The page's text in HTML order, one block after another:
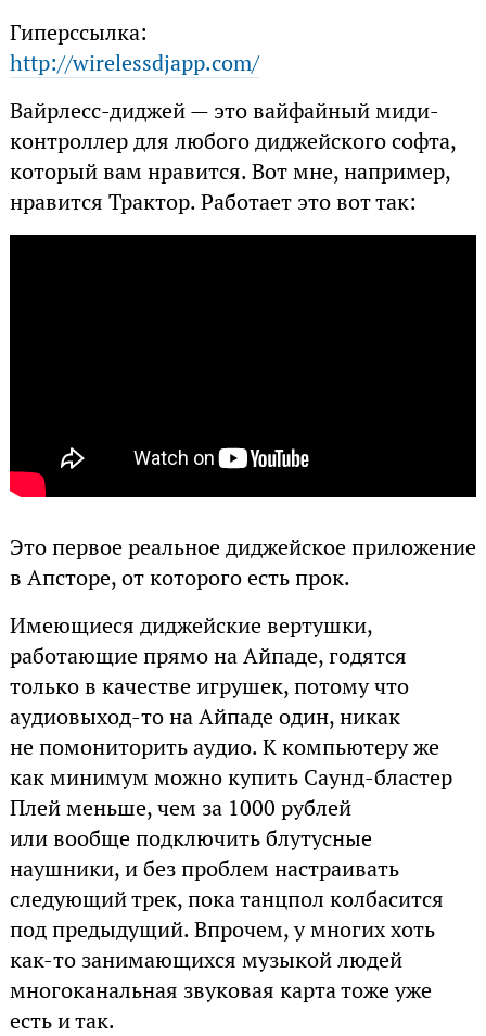
Гиперссылка:
http://wirelessdjapp.com/
Вайрлесс-диджей — это вайфайный миди-
контроллер для любого диджейского софта,
который вам нравится. Вот мне, например,
нравится Трактор. Работает это вот так:
Это первое реальное диджейское приложение
в Апсторе, от которого есть прок.
Имеющиеся диджейские вертушки,
работающие прямо на Айпаде, годятся
только в качестве игрушек, потому что
аудиовыход-то на Айпаде один, никак
не помониторить аудио. К компьютеру же
как минимум можно купить Саунд-бластер
Плей меньше, чем за 1000 рублей
или вообще подключить блутусные
наушники, и без проблем настраивать
следующий трек, пока танцпол колбасится
под предыдущий. Впрочем, у многих хоть
как-то занимающихся музыкой людей
многоканальная звуковая карта тоже уже
есть и так.